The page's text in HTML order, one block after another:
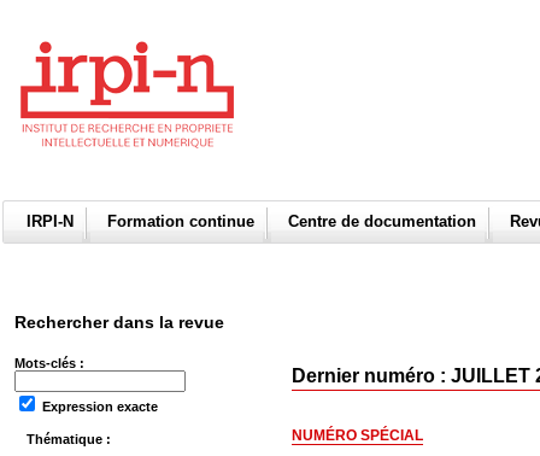
IRPI-N Formation continue Centre de documentation
Rechercher dans la revue
Mots-clés :
Expression exacte
Thématique :
Dernier numéro : JUILLET
NUMÉRO SPÉCIAL